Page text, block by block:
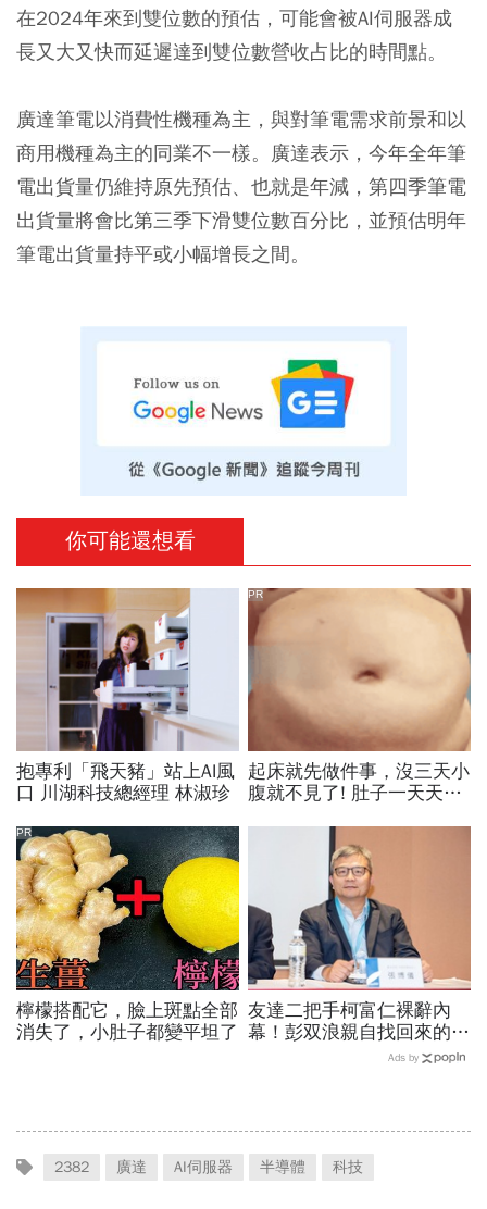
在2024年來到雙位數的預估，可能會被AI伺服器成
長又大又快而延遲達到雙位數營收占比的時間點。
廣達筆電以消費性機種為主，與對筆電需求前景和以
商用機種為主的同業不一樣。廣達表示，今年全年筆
電出貨量仍維持原先預估、也就是年減，第四季筆電
出貨量將會比第三季下滑雙位數百分比，並預估明年
筆電出貨量持平或小幅增長之間。
你可能還想看
抱專利「飛天豬」站上AI風
口 川湖科技總經理 林淑珍
起床就先做件事，沒三天小
腹就不見了! 肚子一天天變
PR
檸檬搭配它，臉上斑點全部
消失了，小肚子都變平坦了
PR
友達二把手柯富仁裸辭內
幕！彭双浪親自找回來的接
班人，為何最後撕破臉？
Ads by
2382 廣達 AI伺服器 半導體 科技